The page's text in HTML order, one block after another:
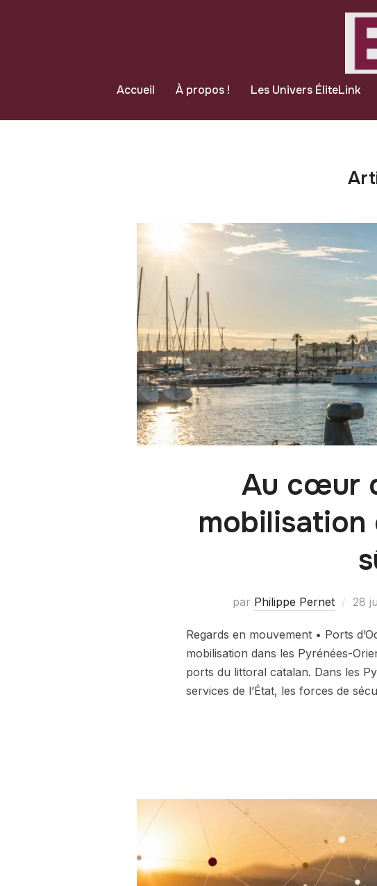
Accueil À propos ! Les Univers ÉliteLink
Au cœur
par Philippe Pernet 28
Regards en mouvement • Ports
mobilisation dans les Pyrénées-
ports du littoral catalan. Dans les
services de l’État, les forces de